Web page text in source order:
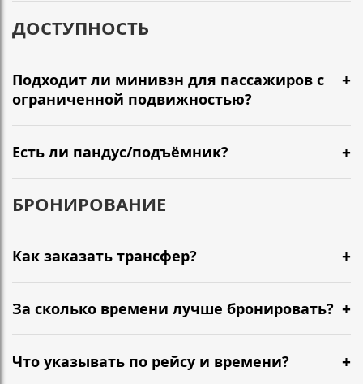
ДОСТУПНОСТЬ
Подходит ли минивэн для пассажиров с
ограниченной подвижностью?
Есть ли пандус/подъёмник?
БРОНИРОВАНИЕ
Как заказать трансфер?
За сколько времени лучше бронировать?
Что указывать по рейсу и времени?